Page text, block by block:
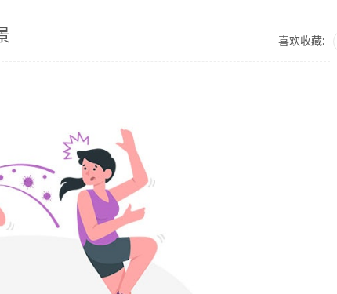
喜欢收藏: